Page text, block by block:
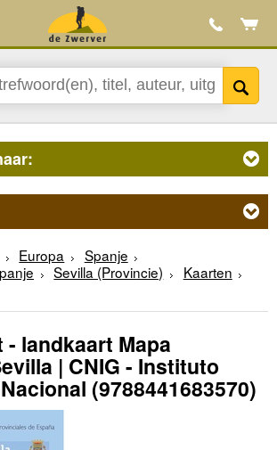
Europa
Spanje
Sevilla (Provincie)
Kaarten
- landkaart Mapa
| CNIG - Instituto
(9788441683570)